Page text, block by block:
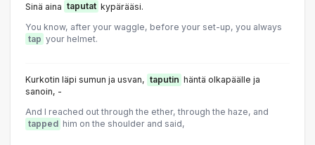
Sinä aina taputat kypärääsi.
You know, after your waggle, before your set-up, you always
tap your helmet.
Kurkotin läpi sumun ja usvan, taputin häntä olkapäälle ja
sanoin, -
And I reached out through the ether, through the haze, and
tapped him on the shoulder and said,